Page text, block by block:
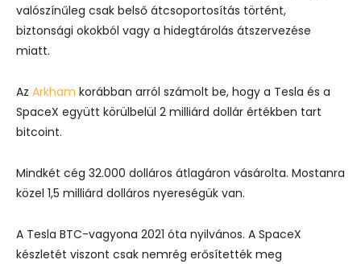
valószínűleg csak belső átcsoportosítás történt,
biztonsági okokból vagy a hidegtárolás átszervezése
miatt.
Az Arkham korábban arról számolt be, hogy a Tesla és a
SpaceX együtt körülbelül 2 milliárd dollár értékben tart
bitcoint.
Mindkét cég 32.000 dolláros átlagáron vásárolta. Mostanra
közel 1,5 milliárd dolláros nyereségük van.
A Tesla BTC-vagyona 2021 óta nyilvános. A SpaceX
készletét viszont csak nemrég erősítették meg